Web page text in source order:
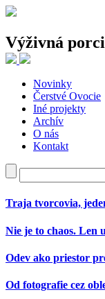
Výživná
Najnovšie články
Traja tvorcovia,
Nie je to chaos.
Odev ako
Od fotografie
Novinky
Čerstvé Ovocie
Iné projekty
Archív
O nás
Kontakt
Traja tvorcovia,
Nie je to chaos. Len
Odev ako priestor
Od fotografie cez